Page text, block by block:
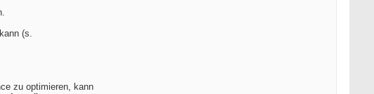
(s.
zu optimieren, kann